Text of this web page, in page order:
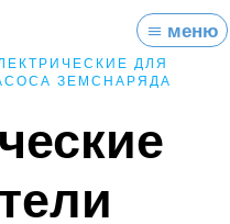
менюменю
ДЛЯ
ЗЕМСНАРЯДА